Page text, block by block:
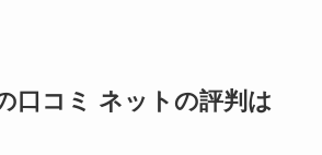
口コミ ネットの評判は